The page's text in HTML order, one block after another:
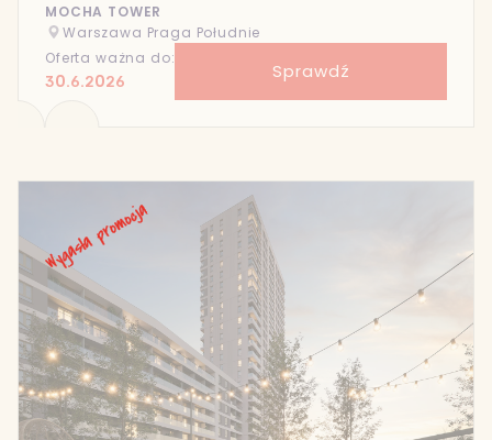
MOCHA TOWER
Warszawa Praga Południe
Oferta ważna do:
30.6.2026 Sprawdź